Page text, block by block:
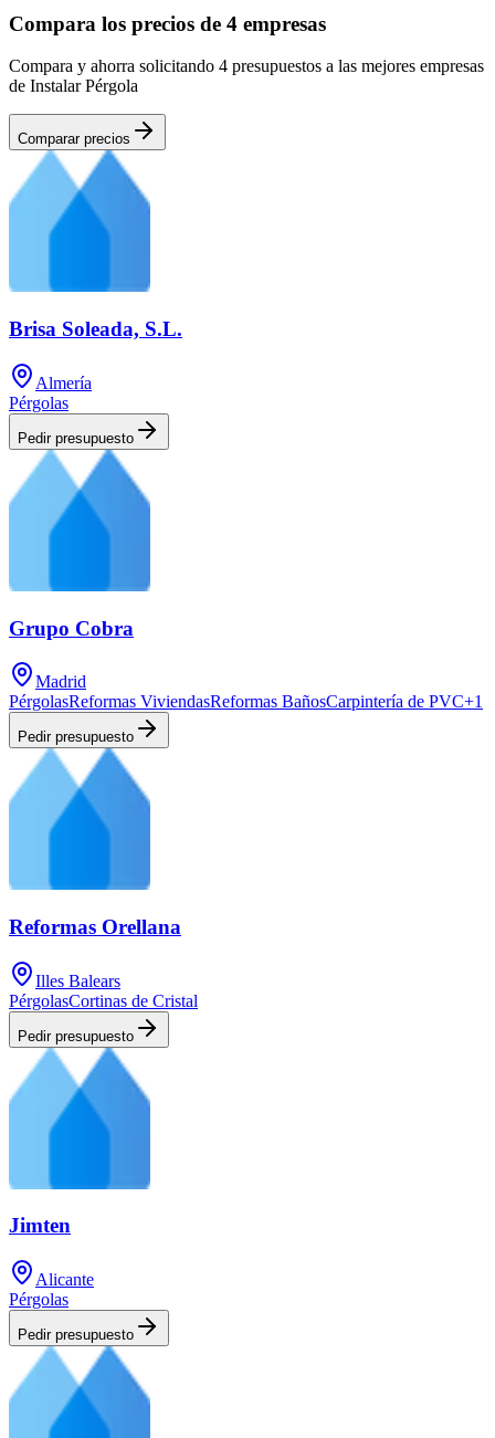
Compara los precios de 4 empresas
Compara y ahorra solicitando 4 presupuestos a las mejores empresas
de Instalar Pérgola
Comparar precios
Brisa Soleada, S.L.
Almería
Pérgolas
Pedir presupuesto
Grupo Cobra
Madrid
PérgolasReformas ViviendasReformas BañosCarpintería de PVC+1
Pedir presupuesto
Reformas Orellana
Illes Balears
PérgolasCortinas de Cristal
Pedir presupuesto
Jimten
Alicante
Pérgolas
Pedir presupuesto